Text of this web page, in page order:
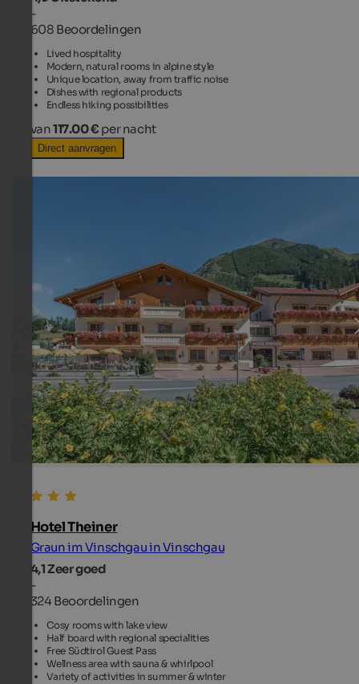
-
608 Beoordelingen
Lived hospitality
Modern, natural rooms in alpine style
Unique location, away from traffic noise
Dishes with regional products
Endless hiking possibilities
van117.00 € per nacht
Direct aanvragen
Hotel Theiner
Graun im Vinschgau in Vinschgau
4,1Zeer goed
-
324 Beoordelingen
Cosy rooms with lake view
Half board with regional specialities
Free Südtirol Guest Pass
Wellness area with sauna & whirlpool
Variety of activities in summer & winter